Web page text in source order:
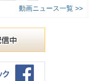
動画ニュース一覧 >>